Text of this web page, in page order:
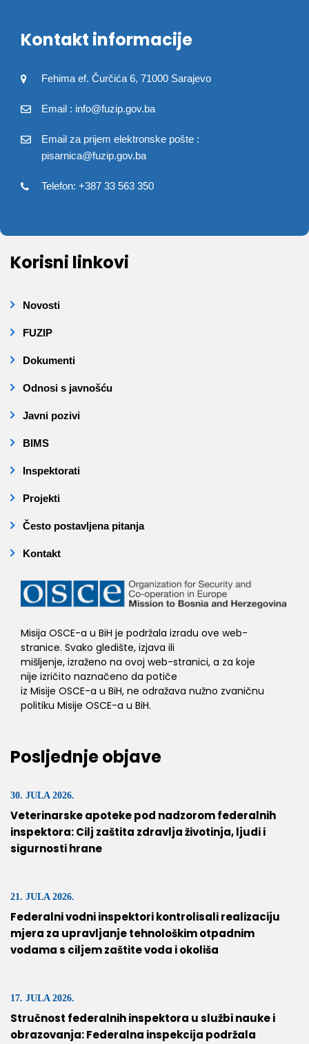
Kontakt informacije
Fehima ef. Čurčića 6, 71000 Sarajevo
Email : info@fuzip.gov.ba
Email za prijem elektronske pošte :
pisarnica@fuzip.gov.ba
Telefon: +387 33 563 350
Korisni linkovi
Novosti
FUZIP
Dokumenti
Odnosi s javnošću
Javni pozivi
BIMS
Inspektorati
Projekti
Često postavljena pitanja
Kontakt
Misija OSCE-a u BiH je podržala izradu ove web-
stranice. Svako gledište, izjava ili
mišljenje, izraženo na ovoj web-stranici, a za koje
nije izričito naznačeno da potiče
iz Misije OSCE-a u BiH, ne odražava nužno zvaničnu
politiku Misije OSCE-a u BiH.
Posljednje objave
30. JULA 2026.
Veterinarske apoteke pod nadzorom federalnih
inspektora: Cilj zaštita zdravlja životinja, ljudi i
sigurnosti hrane
21. JULA 2026.
Federalni vodni inspektori kontrolisali realizaciju
mjera za upravljanje tehnološkim otpadnim
vodama s ciljem zaštite voda i okoliša
17. JULA 2026.
Stručnost federalnih inspektora u službi nauke i
obrazovanja: Federalna inspekcija podržala